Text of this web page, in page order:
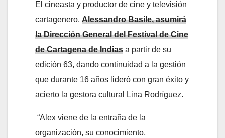
El cineasta y productor de cine y televisión
cartagenero, Alessandro Basile, asumirá
la Dirección General del Festival de Cine
de Cartagena de Indias a partir de su
edición 63, dando continuidad a la gestión
que durante 16 años lideró con gran éxito y
acierto la gestora cultural Lina Rodríguez.
“Alex viene de la entraña de la
organización, su conocimiento,